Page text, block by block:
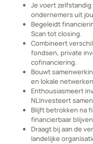
Je voert
ondernemers uit
Begeleidt
Scan tot closing.
Combineert
fondsen, private
cofinanciering.
Bouwt
en lokale
Enthousiasmeert
NLInvesteert
Blijft betrokken na
financierbaar
Draagt bij aan de
landelijke